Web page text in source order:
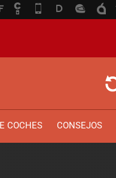
COCHES CONSEJOS